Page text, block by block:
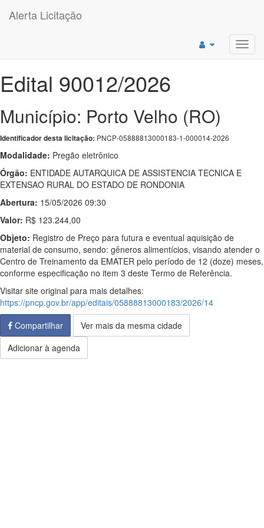
Alerta Licitação
Edital 90012/2026
Município: Porto Velho (RO)
Identificador desta licitação: PNCP-05888813000183-1-000014-2026
Modalidade: Pregão eletrônico
Órgão: ENTIDADE AUTARQUICA DE ASSISTENCIA TECNICA E
EXTENSAO RURAL DO ESTADO DE RONDONIA
Abertura: 15/05/2026 09:30
Valor: R$ 123.244,00
Objeto: Registro de Preço para futura e eventual aquisição de
material de consumo, sendo: gêneros alimentícios, visando atender o
Centro de Treinamento da EMATER pelo período de 12 (doze) meses,
conforme especificação no item 3 deste Termo de Referência.
Visitar site original para mais detalhes:
https://pncp.gov.br/app/editais/05888813000183/2026/14
Compartilhar
Ver mais da mesma cidade
Adicionar à agenda